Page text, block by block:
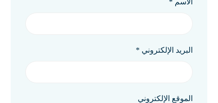
البريد الإلكتروني *
الموقع الإلكتروني